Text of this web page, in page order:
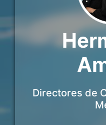
Directores de